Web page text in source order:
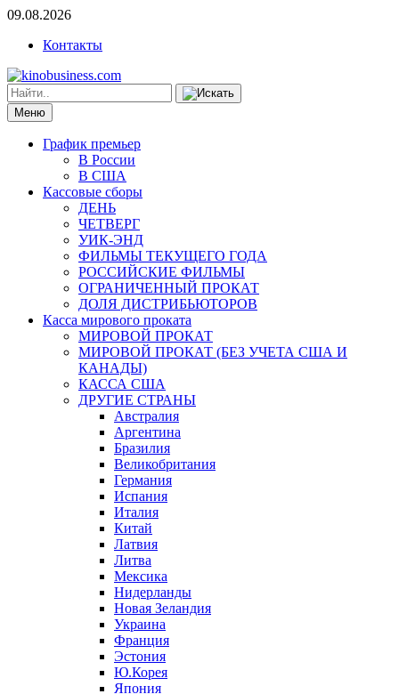
09.08.2026
Контакты
Меню
График премьер
В России
В США
Кассовые сборы
ДЕНЬ
ЧЕТВЕРГ
УИК-ЭНД
ФИЛЬМЫ ТЕКУЩЕГО ГОДА
РОССИЙСКИЕ ФИЛЬМЫ
ОГРАНИЧЕННЫЙ ПРОКАТ
ДОЛЯ ДИСТРИБЬЮТОРОВ
Касса мирового проката
МИРОВОЙ ПРОКАТ
МИРОВОЙ ПРОКАТ (БЕЗ УЧЕТА США И
КАНАДЫ)
КАССА США
ДРУГИЕ СТРАНЫ
Австралия
Аргентина
Бразилия
Великобритания
Германия
Испания
Италия
Китай
Латвия
Литва
Мексика
Нидерланды
Новая Зеландия
Украина
Франция
Эстония
Ю.Корея
Япония